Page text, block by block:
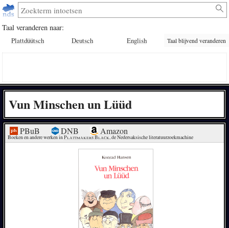
Taal veranderen naar:
Plattdüütsch Deutsch English Taal blijvend veranderen
Vun Minschen un Lüüd
PBuB DNB Amazon
Boeken en andere werken in Plattmakers Black, de Nedersaksische literatuurzoekmachine